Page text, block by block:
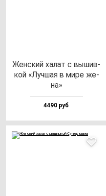
Жен­ский ха­лат с вы­шив­
кой «Луч­шая в ми­ре же­
на»
4490 руб